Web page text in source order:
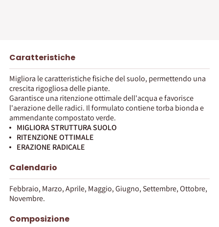
Caratteristiche
Migliora le caratteristiche fisiche del suolo, permettendo una
crescita rigogliosa delle piante.
Garantisce una ritenzione ottimale dell'acqua e favorisce
l'aerazione delle radici. Il formulato contiene torba bionda e
ammendante compostato verde.
MIGLIORA STRUTTURA SUOLO
RITENZIONE OTTIMALE
ERAZIONE RADICALE
Calendario
Febbraio, Marzo, Aprile, Maggio, Giugno, Settembre, Ottobre,
Novembre.
Composizione